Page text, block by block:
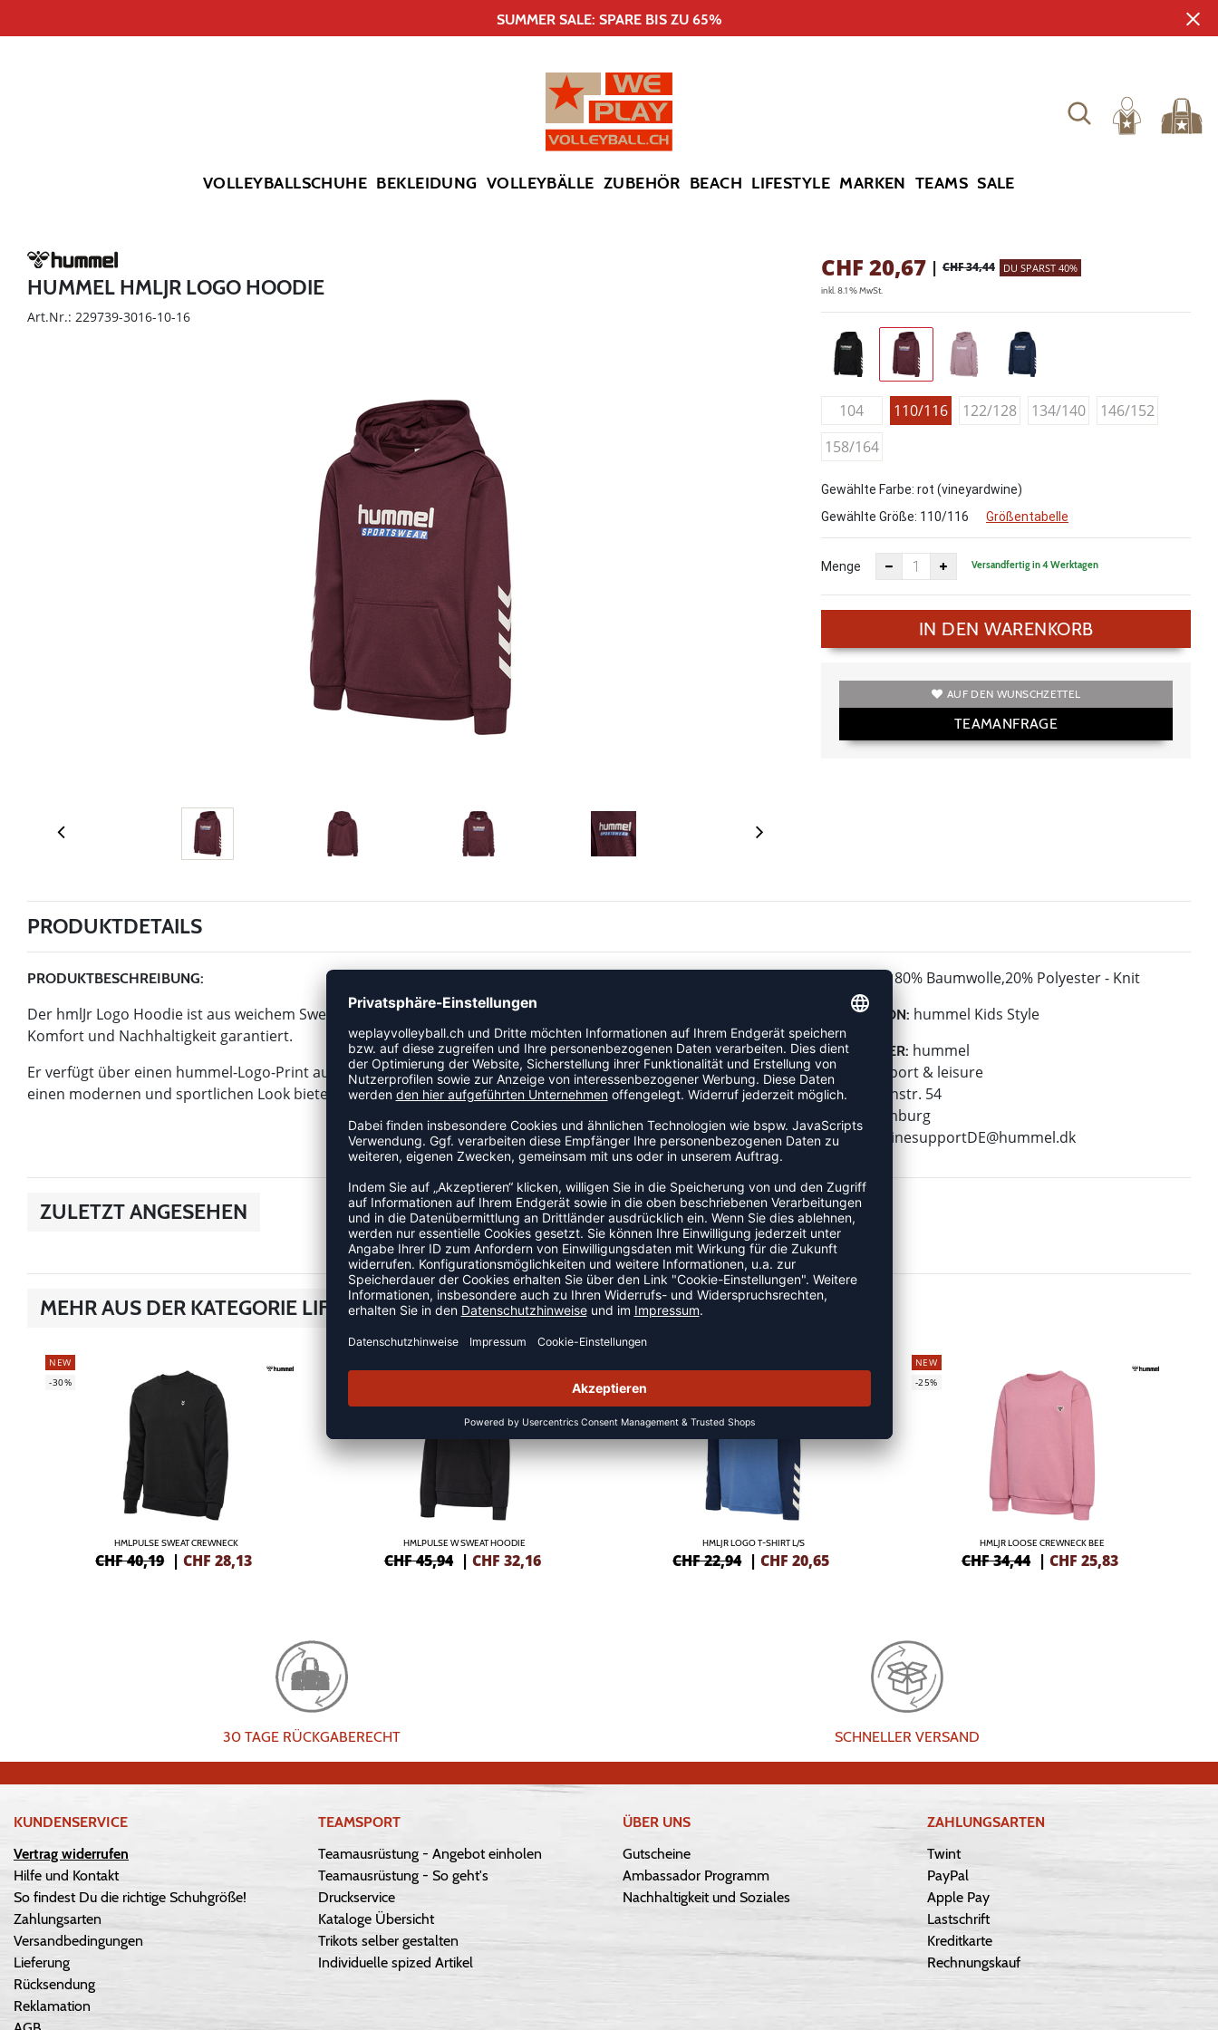
SUMMER SALE: SPARE BIS ZU 65%
VOLLEYBALLSCHUHE BEKLEIDUNG VOLLEYBÄLLE ZUBEHÖR BEACH LIFESTYLE MARKEN TEAMS SALE
HUMMEL HMLJR LOGO HOODIE
Art.Nr.: 229739-3016-10-16
CHF 20,67 | CHF 34,44 DU SPARST 40%
inkl. 8.1 % MwSt.
104 110/116 122/128 134/140
146/152
158/164
Gewählte Farbe: rot (vineyardwine)
Gewählte Größe: 110/116 Größentabelle
Menge Versandfertig in 4 Werktagen
IN DEN WARENKORB
AUF DEN WUNSCHZETTEL
TEAMANFRAGE
PRODUKTDETAILS
PRODUKTBESCHREIBUNG:
Der hmlJr Logo Hoodie ist aus weichem Sweatstoff mit Bio-Baumwolle und recyceltem Polyester gefertigt, was
Komfort und Nachhaltigkeit garantiert.
Er verfügt über einen hummel-Logo-Print auf der Vorderseite und klassische Winkelstreifen an den Ärmeln, die
einen modernen und sportlichen Look bieten. Perfekt für den Alltag oder Sport.
80% Baumwolle,20% Polyester - Knit
KOLLEKTION: hummel Kids Style
HERSTELLER: hummel
hummel sport & leisure
Leverkusenstr. 54
22761 Hamburg
E-Mail:
onlinesupportDE@hummel.dk
ZULETZT ANGESEHEN
MEHR AUS DER KATEGORIE LIFESTYLE HOODIES
NEW
-30%
HMLPULSE SWEAT CREWNECK
CHF 40,19 |CHF 28,13
HMLPULSE W SWEAT HOODIE
CHF 45,94 | CHF 32,16
HMLJR LOGO T-SHIRT L/S
CHF 22,94 |CHF 20,65
NEW
-25%
HMLJR LOOSE CREWNECK BEE
CHF 34,44 | CHF 25,83
30 TAGE RÜCKGABERECHT SCHNELLER VERSAND
KUNDENSERVICE
Vertrag widerrufen
Hilfe und Kontakt
So findest Du die richtige Schuhgröße!
Zahlungsarten
Versandbedingungen
Lieferung
Rücksendung
Reklamation
TEAMSPORT
Teamausrüstung - Angebot einholen
Teamausrüstung - So geht's
Druckservice
Kataloge Übersicht
Trikots selber gestalten
Individuelle spized Artikel
ÜBER UNS
Gutscheine
Ambassador Programm
Nachhaltigkeit und Soziales
ZAHLUNGSARTEN
Twint
PayPal
Apple Pay
Lastschrift
Kreditkarte
Rechnungskauf